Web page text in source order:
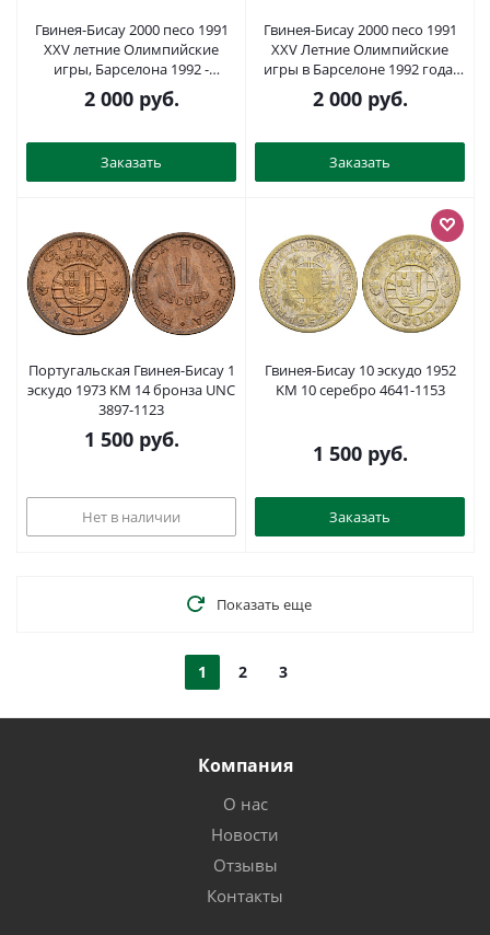
Гвинея-Бисау 2000 песо 1991
XXV летние Олимпийские
игры, Барселона 1992 -
Гандбол KM 28 сталь
плакированная никелем UNC
2 000руб.
Заказать
Гвинея-Бисау 2000 песо 1991
XXV Летние Олимпийские
игры в Барселоне 1992 года,
гандбол KM 28 сталь
плакированная никелем UNC
2 000руб.
Заказать
Португальская Гвинея-Бисау 1
эскудо 1973 KM 14 бронза UNC
3897-1123
1 500руб.
Нет в наличии
Гвинея-Бисау 10 эскудо 1952
KM 10 серебро 4641-1153
1 500руб.
Заказать
Показать еще
1 2 3
Компания
О нас
Новости
Отзывы
Контакты